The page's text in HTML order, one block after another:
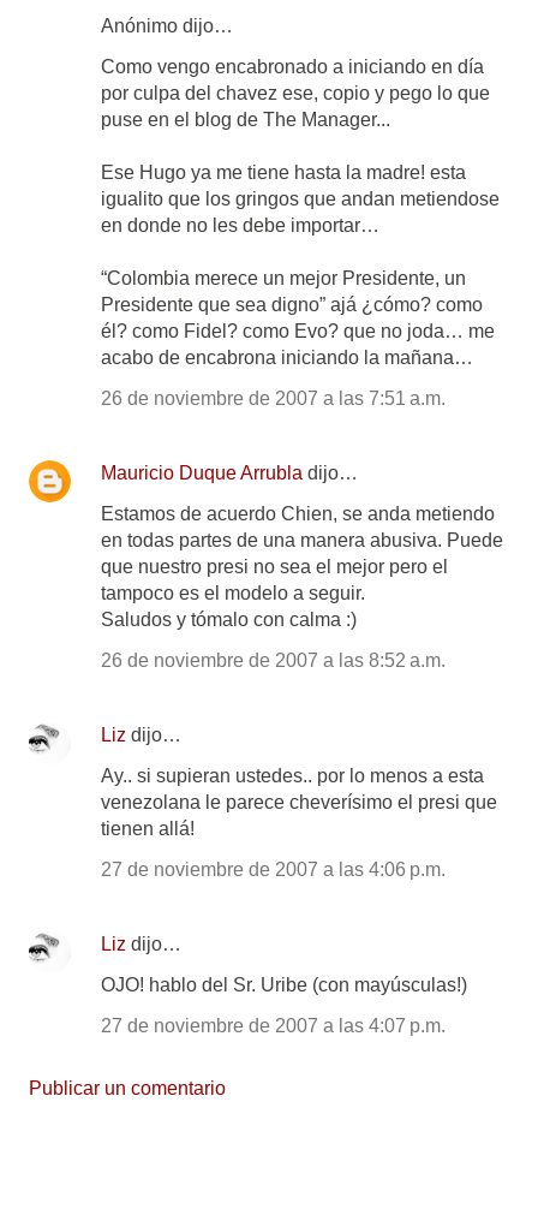
Anónimo dijo…
Como vengo encabronado a iniciando en día
por culpa del chavez ese, copio y pego lo que
puse en el blog de The Manager...
Ese Hugo ya me tiene hasta la madre! esta
igualito que los gringos que andan metiendose
en donde no les debe importar…
“Colombia merece un mejor Presidente, un
Presidente que sea digno” ajá ¿cómo? como
él? como Fidel? como Evo? que no joda… me
acabo de encabrona iniciando la mañana…
26 de noviembre de 2007 a las 7:51 a.m.
Mauricio Duque Arrubla dijo…
Estamos de acuerdo Chien, se anda metiendo
en todas partes de una manera abusiva. Puede
que nuestro presi no sea el mejor pero el
tampoco es el modelo a seguir.
Saludos y tómalo con calma :)
26 de noviembre de 2007 a las 8:52 a.m.
Liz dijo…
Ay.. si supieran ustedes.. por lo menos a esta
venezolana le parece cheverísimo el presi que
tienen allá!
27 de noviembre de 2007 a las 4:06 p.m.
Liz dijo…
OJO! hablo del Sr. Uribe (con mayúsculas!)
27 de noviembre de 2007 a las 4:07 p.m.
Publicar un comentario